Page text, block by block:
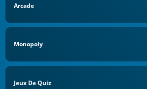
Arcade
Monopoly
Jeux De Quiz